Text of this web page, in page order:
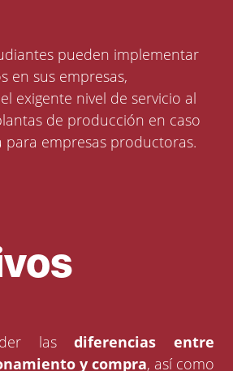
pueden implementar
en sus empresas,
exigente nivel de servicio al
de producción en caso
empresas productoras.
lasdiferencias entre
y compra, así como